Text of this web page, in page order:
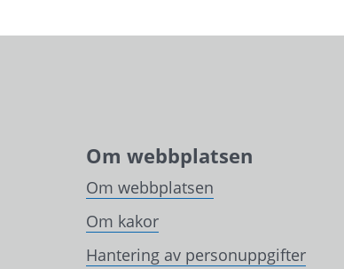
Om webbplatsen
Om webbplatsen
Om kakor
Hantering av personuppgifter